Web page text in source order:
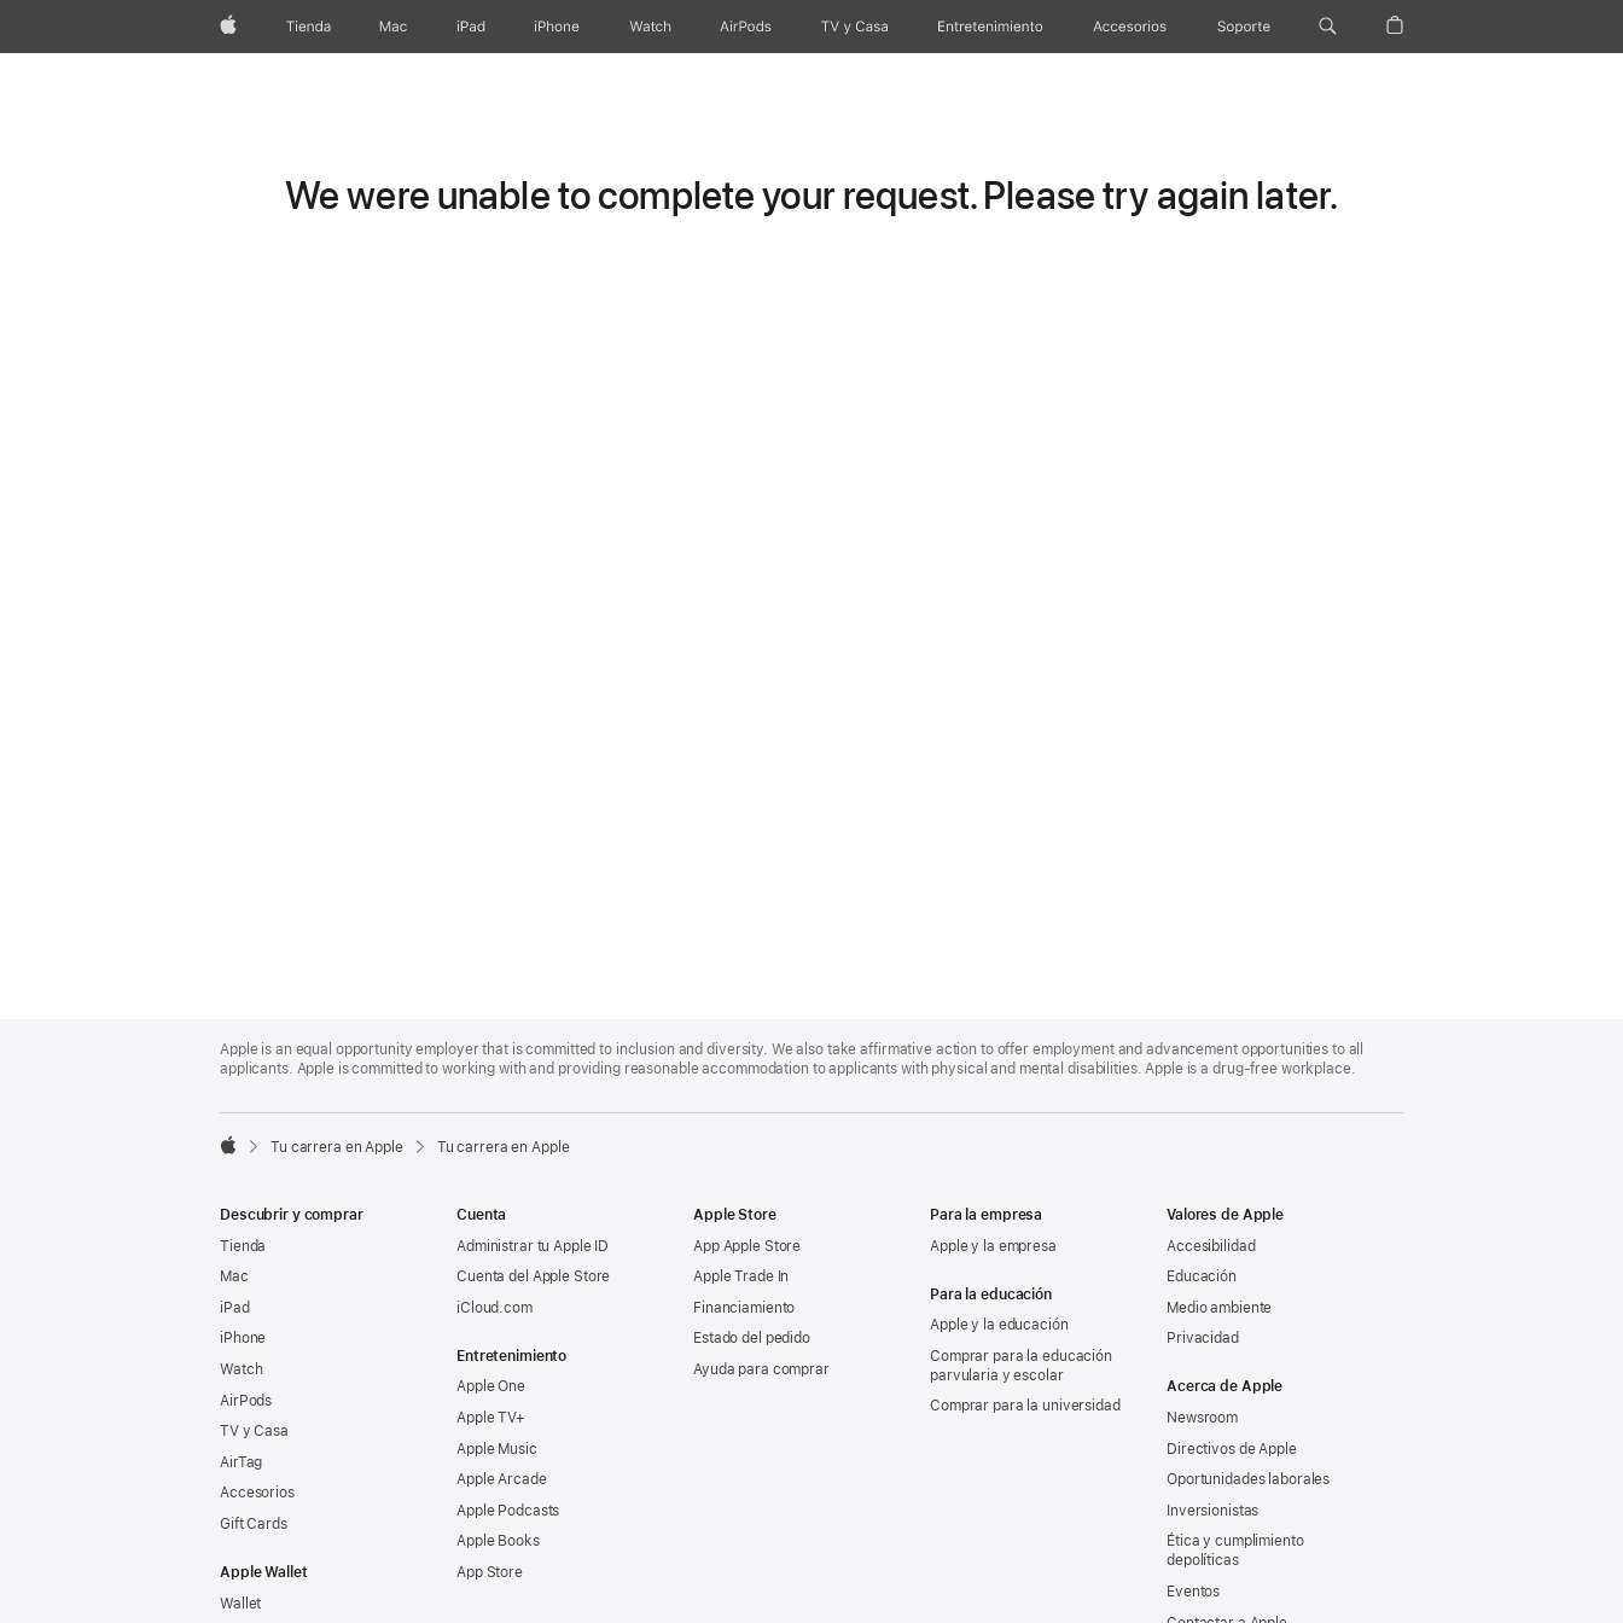
AppleTienda Mac iPad iPhone Watch AirPods TV & Casa Entretenimiento Accesorios Soporte
We were unable to complete your request. Please try again later.
Footer
Apple is an equal opportunity employer that is committed to inclusion and diversity. We also take affirmative action to offer employment and advancement opportunities to all
applicants. Apple is committed to working with and providing reasonable accommodation to applicants with physical and mental disabilities. Apple is a drug-free workplace.

Tu carrera en Apple Tu carrera en Apple
Descubrir y comprar
Tienda
Mac
iPad
iPhone
Watch
AirPods
TV y Casa
AirTag
Accesorios
Gift Cards
Apple Wallet
Wallet
Cuenta
Administrar tu Apple ID
Cuenta del Apple Store
iCloud.com
Entretenimiento
Apple One
Apple TV+
Apple Music
Apple Arcade
Apple Podcasts
Apple Books
App Store
Apple Store
App Apple Store
Apple Trade In
Financiamiento
Estado del pedido
Ayuda para comprar
Para la empresa
Apple y la empresa
Para la educación
Apple y la educación
Comprar para la educación
parvularia y escolar
Comprar para la universidad
Valores de Apple
Accesibilidad
Educación
Medio ambiente
Privacidad
Acerca de Apple
Newsroom
Directivos de Apple
Oportunidades laborales
Inversionistas
Ética y cumplimiento
depolíticas
Eventos